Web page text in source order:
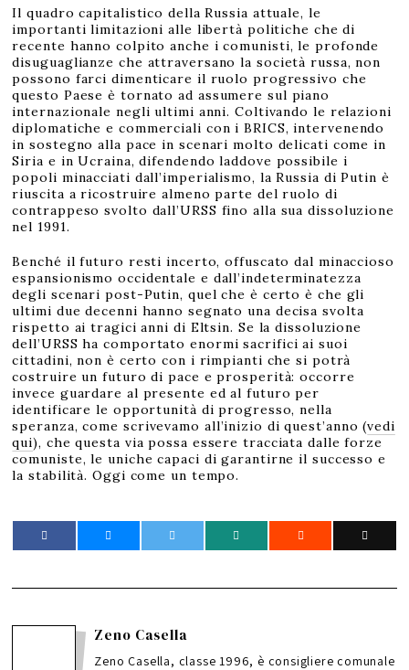
Il quadro capitalistico della Russia attuale, le
importanti limitazioni alle libertà politiche che di
recente hanno colpito anche i comunisti, le profonde
disuguaglianze che attraversano la società russa, non
possono farci dimenticare il ruolo progressivo che
questo Paese è tornato ad assumere sul piano
internazionale negli ultimi anni. Coltivando le relazioni
diplomatiche e commerciali con i BRICS, intervenendo
in sostegno alla pace in scenari molto delicati come in
Siria e in Ucraina, difendendo laddove possibile i
popoli minacciati dall’imperialismo, la Russia di Putin è
riuscita a ricostruire almeno parte del ruolo di
contrappeso svolto dall’URSS fino alla sua dissoluzione
nel 1991.
Benché il futuro resti incerto, offuscato dal minaccioso
espansionismo occidentale e dall’indeterminatezza
degli scenari post-Putin, quel che è certo è che gli
ultimi due decenni hanno segnato una decisa svolta
rispetto ai tragici anni di Eltsin. Se la dissoluzione
dell’URSS ha comportato enormi sacrifici ai suoi
cittadini, non è certo con i rimpianti che si potrà
costruire un futuro di pace e prosperità: occorre
invece guardare al presente ed al futuro per
identificare le opportunità di progresso, nella
speranza, come scrivevamo all’inizio di quest’anno (vedi
qui), che questa via possa essere tracciata dalle forze
comuniste, le uniche capaci di garantirne il successo e
la stabilità. Oggi come un tempo.
Zeno Casella
Zeno Casella, classe 1996, è consigliere comunale